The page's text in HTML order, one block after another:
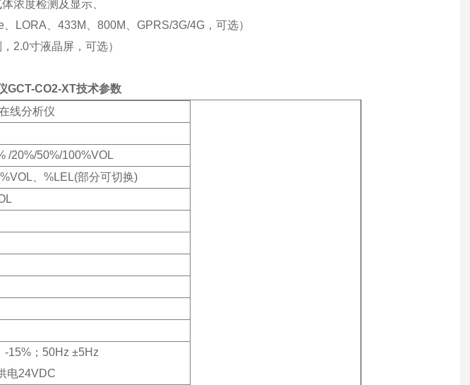
浓度检测及显示、
、433M、800M、GPRS/3G/4G，可选）
2.0寸液晶屏，可选）
GCT-CO2-XT技术参数
线分析仪
/20%/50%/100%VOL
、%LEL(部分可切换)
-15%；50Hz ±5Hz
电24VDC